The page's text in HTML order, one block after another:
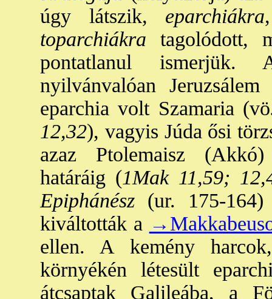
úgy látszik, eparchiákra
toparchiákra tagolódott,
pontatlanul ismerjük.
nyilvánvalóan
eparchia volt Szamaria (vö
12,32), vagyis Júda ősi
azaz Ptolemaisz
határáig (1Mak 11,59;
Epiphánész (ur. 175-164)
kiváltották a
ellen. A kemény
környékén létesült
átcsaptak Galileába, a